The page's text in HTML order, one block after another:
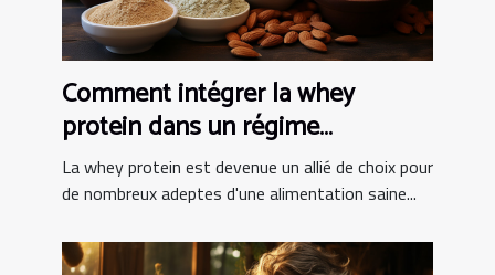
Comment intégrer la whey
protein dans un régime
alimentaire équilibré
La whey protein est devenue un allié de choix pour
de nombreux adeptes d'une alimentation saine...